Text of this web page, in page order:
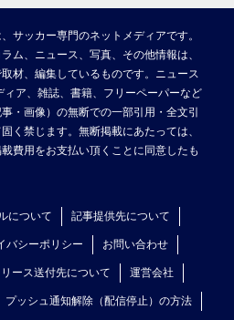
サッカー専門のネットメディアです。
ム、ニュース、写真、その他情報は、
材、編集しているものです。ニュース
ア、雑誌、書籍、フリーペーパーなど
・画像）の無断での一部引用・全文引
く禁じます。無断掲載にあたっては、
費用をお支払い頂くことに同意したも
について 記事提供先について
バシーポリシー お問い合わせ
リース送付先について 運営会社
プッシュ通知解除（配信停止）の方法